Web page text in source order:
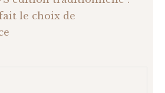
le choix de